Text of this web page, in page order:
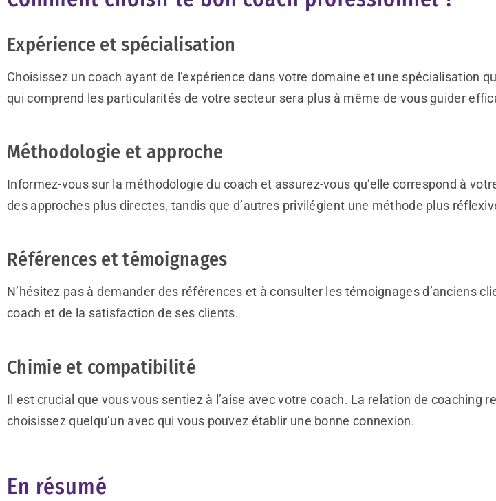
Expérience et spécialisation
Choisissez un coach ayant de l’expérience dans votre domaine et une spécialisation
qui comprend les particularités de votre secteur sera plus à même de vous guider
Méthodologie et approche
Informez-vous sur la méthodologie du coach et assurez-vous qu’elle correspond à
des approches plus directes, tandis que d’autres privilégient une méthode plus
Références et témoignages
N’hésitez pas à demander des références et à consulter les témoignages d’anciens
coach et de la satisfaction de ses clients.
Chimie et compatibilité
Il est crucial que vous vous sentiez à l’aise avec votre coach. La relation de coaching
choisissez quelqu’un avec qui vous pouvez établir une bonne connexion.
En résumé